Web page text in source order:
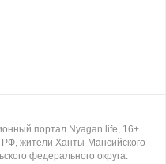
портал Nyagan.life, 16+
жители Ханты-Мансийского
федерального округа.